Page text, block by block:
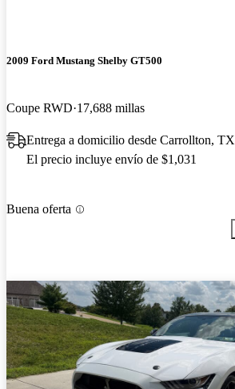
2009 Ford Mustang Shelby GT500
Coupe RWD 17,688 millas
Entrega a domicilio desde Carrollton, TX
El precio incluye envío de $1,031
Buena oferta